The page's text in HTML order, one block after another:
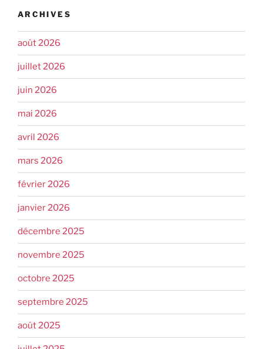
ARCHIVES
août 2026
juillet 2026
juin 2026
mai 2026
avril 2026
mars 2026
février 2026
janvier 2026
décembre 2025
novembre 2025
octobre 2025
septembre 2025
août 2025